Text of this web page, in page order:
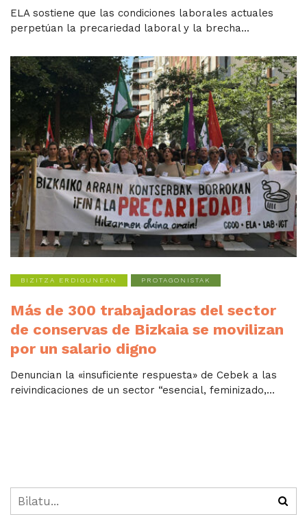
ELA sostiene que las condiciones laborales actuales
perpetúan la precariedad laboral y la brecha...
BIZITZA ERDIGUNEAN PROTAGONISTAK
Más de 300 trabajadoras del sector
de conservas de Bizkaia se movilizan
por un salario digno
Denuncian la «insuficiente respuesta» de Cebek a las
reivindicaciones de un sector “esencial, feminizado,...